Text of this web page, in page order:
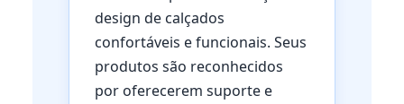
design de calçados
confortáveis e funcionais. Seus
produtos são reconhecidos
por oferecerem suporte e